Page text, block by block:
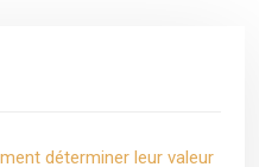
déterminer leur valeur